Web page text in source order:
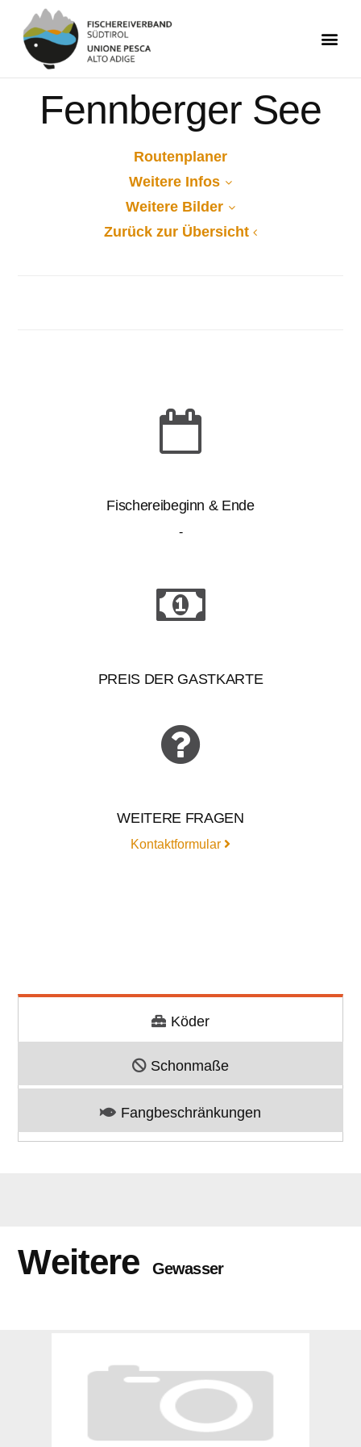
Fennberger See
Routenplaner
Weitere Infos
Weitere Bilder
Zurück zur Übersicht
Fischereibeginn & Ende
-
PREIS DER GASTKARTE
WEITERE FRAGEN
Kontaktformular
Köder
Schonmaße
Fangbeschränkungen
Weitere Gewasser